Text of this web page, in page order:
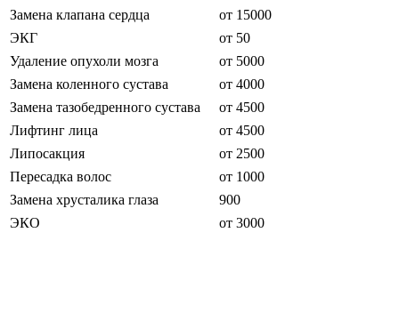
Замена клапана сердца
от 15000
ЭКГ
от 50
Удаление опухоли мозга
от 5000
Замена коленного сустава
от 4000
Замена тазобедренного сустава
от 4500
Лифтинг лица
от 4500
Липосакция
от 2500
Пересадка волос
от 1000
Замена хрусталика глаза
900
ЭКО
от 3000